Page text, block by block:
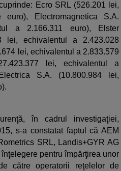
Ecro SRL (526.201 lei,
Electromagnetica S.A.
a 2.166.311 euro), Elster
lei, echivalentul a 2.423.028
lei, echivalentul a 2.833.579
lei, echivalentul a
S.A. (10.800.984 lei,
în cadrul investigaţiei,
s-a constatat faptul că AEM
SRL, Landis+GYR AG
pentru împărţirea unor
către operatorii reţelelor de